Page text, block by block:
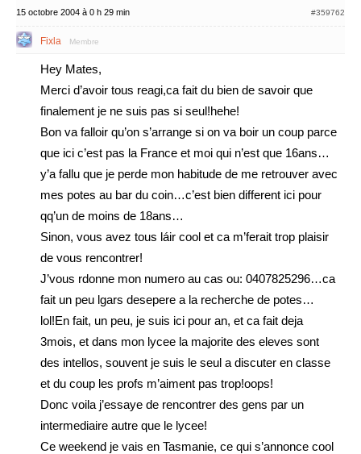
15 octobre 2004 à 0 h 29 min #359762
Fixla Membre
Hey Mates,
Merci d’avoir tous reagi,ca fait du bien de savoir que
finalement je ne suis pas si seul!hehe!
Bon va falloir qu’on s’arrange si on va boir un coup parce
que ici c’est pas la France et moi qui n’est que 16ans…
y’a fallu que je perde mon habitude de me retrouver avec
mes potes au bar du coin…c’est bien different ici pour
qq’un de moins de 18ans…
Sinon, vous avez tous láir cool et ca m’ferait trop plaisir
de vous rencontrer!
J’vous rdonne mon numero au cas ou: 0407825296…ca
fait un peu lgars desepere a la recherche de potes…
lol!En fait, un peu, je suis ici pour an, et ca fait deja
3mois, et dans mon lycee la majorite des eleves sont
des intellos, souvent je suis le seul a discuter en classe
et du coup les profs m’aiment pas trop!oops!
Donc voila j’essaye de rencontrer des gens par un
intermediaire autre que le lycee!
Ce weekend je vais en Tasmanie, ce qui s’annonce cool